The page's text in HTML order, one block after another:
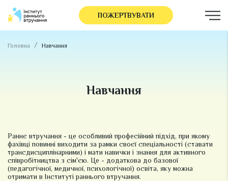
ПОЖЕРТВУВАТИ
Головна Навчання
Навчання
Раннє втручання - це особливий професійний підхід, при якому
фахівці повинні виходити за рамки своєї спеціальності (ставати
трансдисциплінарними) і мати навички і знання для активного
співробітництва з сім'єю. Це - додаткова до базової
(педагогічної, медичної, психологічної) освіта, яку можна
отримати в Інституті раннього втручання.